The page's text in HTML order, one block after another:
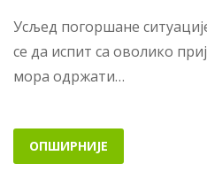
Усљед погоршане
се да испит са оволико
мора одржати…
ОПШИРНИЈЕ